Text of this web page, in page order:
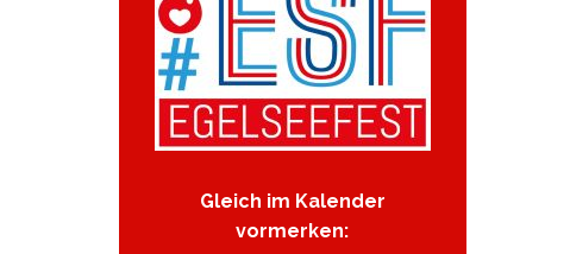
Gleich im Kalender
vormerken: